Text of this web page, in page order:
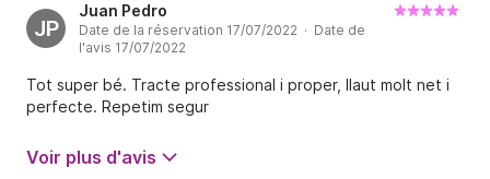
JP
Juan Pedro
Date de la réservation 17/07/2022 · Date de
l'avis 17/07/2022
Tot super bé. Tracte professional i proper, llaut molt net i
perfecte. Repetim segur
Voir plus d'avis